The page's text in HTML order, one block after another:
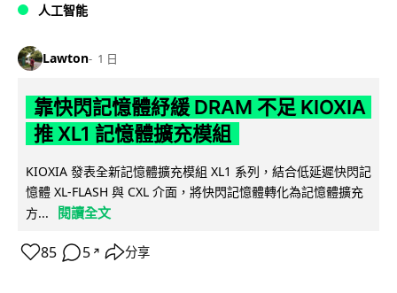
人工智能
Lawton 1 日
靠快閃記憶體紓緩 DRAM 不足 KIOXIA
推 XL1 記憶體擴充模組
KIOXIA 發表全新記憶體擴充模組 XL1 系列，結合低延遲快閃記
憶體 XL-FLASH 與 CXL 介面，將快閃記憶體轉化為記憶體擴充
方...
閱讀全文
85 5 ↗ 分享